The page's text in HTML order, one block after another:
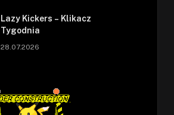
Lazy Kickers – Klikacz
Tygodnia
28.07.2026